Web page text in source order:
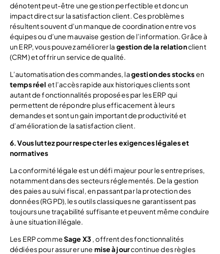
dénotent peut-être une gestion perfectible et donc un
impact direct sur la satisfaction client. Ces problèmes
résultent souvent d’un manque de coordination entre vos
équipes ou d’une mauvaise gestion de l’information. Grâce à
un ERP, vous pouvez améliorer la gestion de la relationclient
(CRM) et offrir un service de qualité.
L’automatisation des commandes, lagestion des stocksen
temps réel et l’accès rapide aux historiques clients sont
autant de fonctionnalités proposées par les ERP qui
permettent de répondre plus efficacement à leurs
demandes et sont un gain important de productivité et
d’amélioration de la satisfaction client.
6. Vous luttez pour respecter les exigences légales et
normatives
La conformité légale est un défi majeur pour les entreprises,
notamment dans des secteurs réglementés. De la gestion
des paies au suivi fiscal, en passant par la protection des
données (RGPD), les outils classiques ne garantissent pas
toujours une traçabilité suffisante et peuvent même conduire
à une situation illégale.
Les ERP commeSage X3 , offrent des fonctionnalités
dédiées pour assurer une mise à jourcontinue des règles